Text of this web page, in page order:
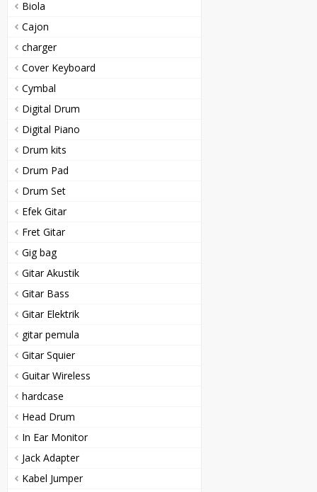
Biola
Cajon
charger
Cover Keyboard
Cymbal
Digital Drum
Digital Piano
Drum kits
Drum Pad
Drum Set
Efek Gitar
Fret Gitar
Gig bag
Gitar Akustik
Gitar Bass
Gitar Elektrik
gitar pemula
Gitar Squier
Guitar Wireless
hardcase
Head Drum
In Ear Monitor
Jack Adapter
Kabel Jumper